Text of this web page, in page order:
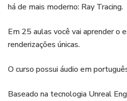
há de mais moderno: Ray Tracing.
Em 25 aulas você vai aprender o
renderizações únicas.
O curso possui áudio em
Baseado na tecnologia Unreal